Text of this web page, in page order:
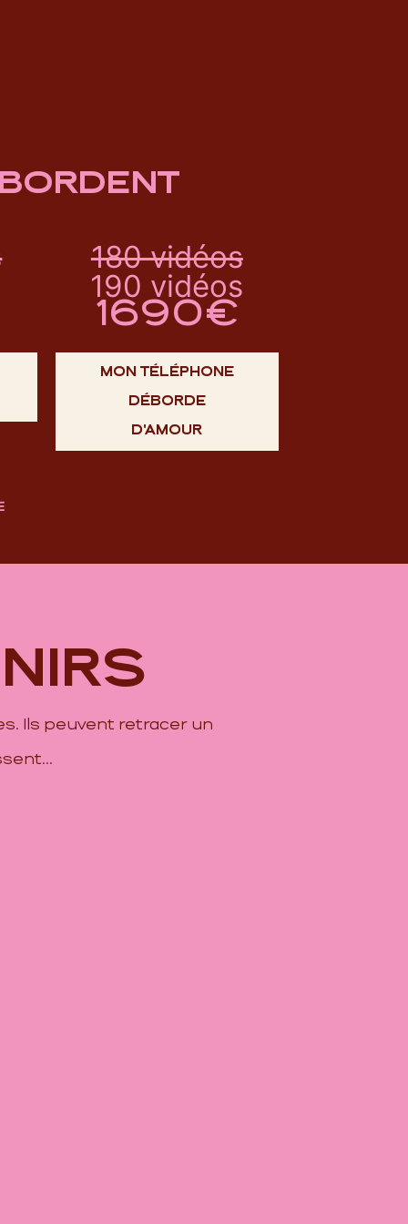
180 vidéos
190 vidéos
1690€
MON TÉLÉPHONE
DÉBORDE
D'AMOUR
Ils peuvent retracer un